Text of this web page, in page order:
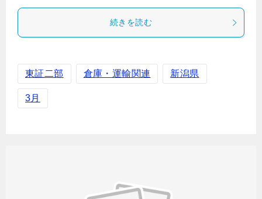
続きを読む
東証二部 倉庫・運輸関連 新潟県
3月